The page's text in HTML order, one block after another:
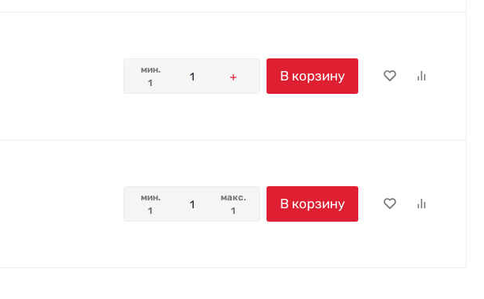
мин.
1
В корзину
мин.
1
макс.
1
В корзину